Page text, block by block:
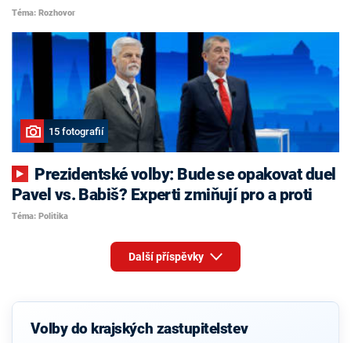
Téma: Rozhovor
15 fotografií
Pavel vs. Babiš? Experti zmiňují pro a proti
Téma: Politika
Další příspěvky
Volby do krajských zastupitelstev